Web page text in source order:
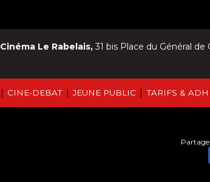
| CINE-DEBAT | JEUNE PUBLIC | TARIFS &
Cinéma Le Rabelais,31 bis Place du Général de